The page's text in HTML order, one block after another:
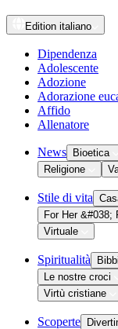
Edition italiano
Dipendenza
Adolescente
Adozione
Adorazione
Affido
Allenatore
News Bioetica
Religione
Stile di vita
For Her &#038;
Virtuale
Spiritualità
Le nostre croci
Virtù cristiane
Scoperte